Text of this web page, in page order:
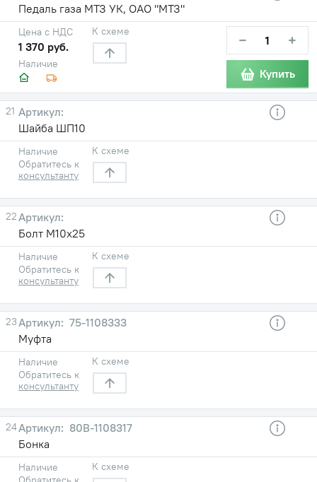
Педаль газа МТЗ УК, ОАО "МТЗ"
Наличие
Цена с НДС
1 370 руб.
К схеме − +
Купить
21
Шайба ШП10
Наличие
Обратитесь к
консультанту
К схеме
22
Болт М10х25
Наличие
Обратитесь к
консультанту
К схеме
23
75-1108333
Муфта
Наличие
Обратитесь к
консультанту
К схеме
24
80В-1108317
Бонка
Наличие
К схеме